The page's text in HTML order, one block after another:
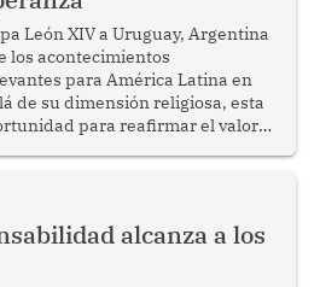
León XIV a Uruguay, Argentina
los acontecimientos
para América Latina en
de su dimensión religiosa, esta
para reafirmar el valor
de desarrollo, cohesión
alcanza a los